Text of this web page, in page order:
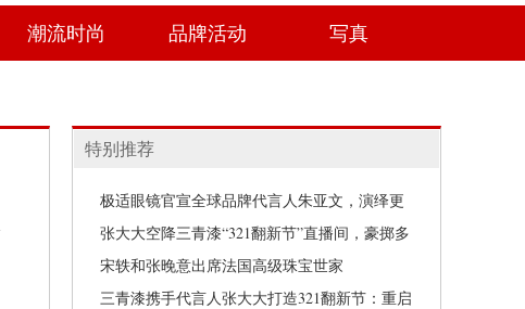
潮流时尚 品牌活动 写真
特别推荐
极适眼镜官宣全球品牌代言人朱亚文，演绎更
高「极」的舒适眼镜
张大大空降三青漆“321翻新节”直播间，豪掷多
重好礼
宋轶和张晚意出席法国高级珠宝世家
Boucheron宝诗龙重庆星光68广场精品店璀璨揭
三青漆携手代言人张大大打造321翻新节：重启